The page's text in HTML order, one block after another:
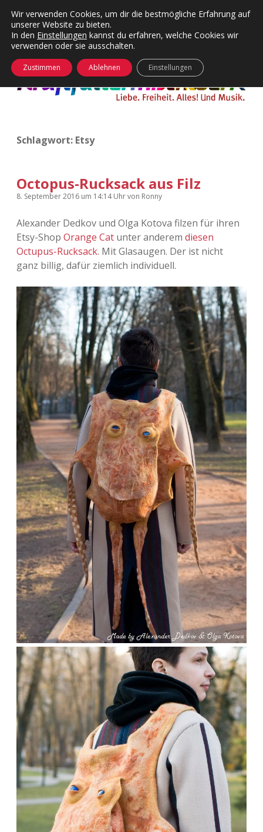
Kategorien
Menü
24 Hours Chilling
Die Wende
Kopfkinomusik
Nur mal so
Täglicher Sinnwahn
Wandnotizen
KFMW-Disco
Dates
Menü
öffnen
Adventskalender 2010
Adventskalender 2011
Adventskalender 2012
Adventskalender 2014
Adventskalender 2015
Adventskalender 2016
Adventskalender 2017
Adventskalender 2018
Adventskalender 2019
Adventskalender 2020
Adventskalender 2021
Adventskalender 2022
Adventskalender 2023
Adventskalender 2024
soundcloud
öffnen
Schlagwort: Etsy
Octopus-Rucksack aus Filz
8. September 2016 um 14:14 Uhrvon Ronny
Alexander Dedkov und Olga Kotova filzen für ihren
Etsy-Shop Orange Cat unter anderem diesen
Octupus-Rucksack. Mit Glasaugen. Der ist nicht
ganz billig, dafür ziemlich individuell.
Wir verwenden Cookies, um dir die bestmögliche Erfahrung auf
unserer Website zu bieten.
In den Einstellungen kannst du erfahren, welche Cookies wir
verwenden oder sie ausschalten.
Zustimmen Ablehnen Einstellungen